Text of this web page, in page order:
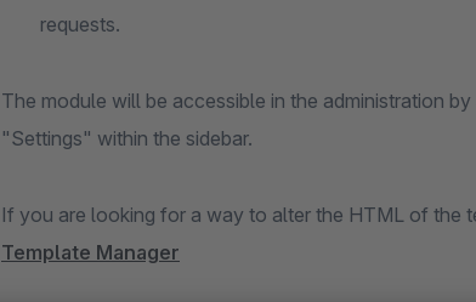
requests.
The module will be accessible in the administration
"Settings" within the sidebar.
If you are looking for a way to alter the HTML of the
Template Manager